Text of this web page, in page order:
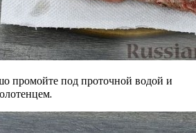
промойте под проточной водой и